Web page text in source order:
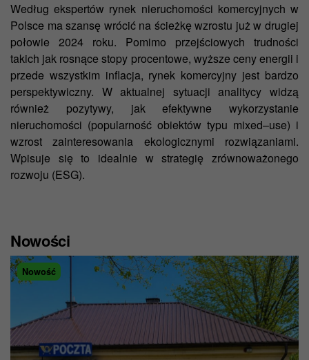
Według ekspertów rynek nieruchomości komercyjnych w
Polsce ma szansę wrócić na ścieżkę wzrostu już w drugiej
połowie 2024 roku. Pomimo przejściowych trudności
takich jak rosnące stopy procentowe, wyższe ceny energii i
przede wszystkim inflacja, rynek komercyjny jest bardzo
perspektywiczny. W aktualnej sytuacji analitycy widzą
również pozytywy, jak efektywne wykorzystanie
nieruchomości (popularność obiektów typu mixed–use) i
wzrost zainteresowania ekologicznymi rozwiązaniami.
Wpisuje się to idealnie w strategię zrównoważonego
rozwoju (ESG).
Nowości
Nowość